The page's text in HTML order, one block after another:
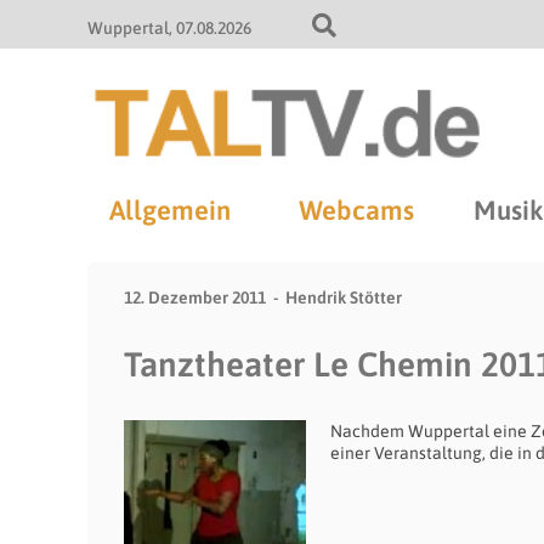
Wuppertal 07.08.2026
Allgemein Webcams Musik
12. Dezember 2011 Hendrik Stötter
Tanztheater Le Chemin
Nachdem Wuppertal eine
einer Veranstaltung, die in